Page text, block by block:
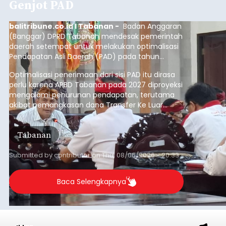
Genjot PAD
balitribune.co.id I Tabanan - Badan Anggaran
(Banggar) DPRD Tabanan mendesak pemerintah
daerah setempat untuk melakukan optimalisasi
Pendapatan Asli Daerah (PAD) pada tahun
anggaran 2027.
Optimalisasi penerimaan dari sisi PAD itu dirasa
perlu karena APBD Tabanan pada 2027 diproyeksi
mengalami penurunan pendapatan, terutama
akibat pemangkasan dana Transfer Ke Luar
Daerah (TKD) dari pemerintah pusat.
Tabanan
Submitted bycontributoronThu, 08/06/2026 - 20:33
Baca Selengkapnya